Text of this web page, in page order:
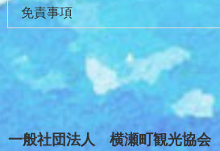
免責事項
一般社団法人 横瀬町観光協会